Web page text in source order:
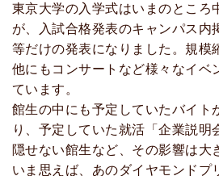
東京大学の入学式はいまのところ
が、入試合格発表のキャンパス内
等だけの発表になりました。規模
他にもコンサートなど様々なイベ
ています。
館生の中にも予定していたバイト
り、予定していた就活「企業説明
隠せない館生など、その影響は大
いま思えば、あのダイヤモンドプ